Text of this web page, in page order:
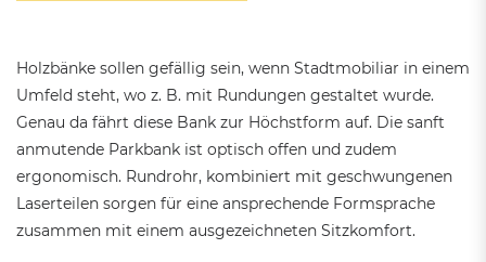
Holzbänke sollen gefällig sein, wenn Stadtmobiliar in einem
Umfeld steht, wo z. B. mit Rundungen gestaltet wurde.
Genau da fährt diese Bank zur Höchstform auf. Die sanft
anmutende Parkbank ist optisch offen und zudem
ergonomisch. Rundrohr, kombiniert mit geschwungenen
Laserteilen sorgen für eine ansprechende Formsprache
zusammen mit einem ausgezeichneten Sitzkomfort.